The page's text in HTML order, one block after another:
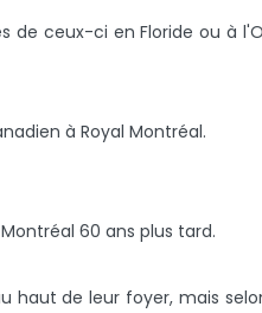
de ceux-ci en Floride ou à
à Royal Montréal.
60 ans plus tard.
haut de leur foyer, mais